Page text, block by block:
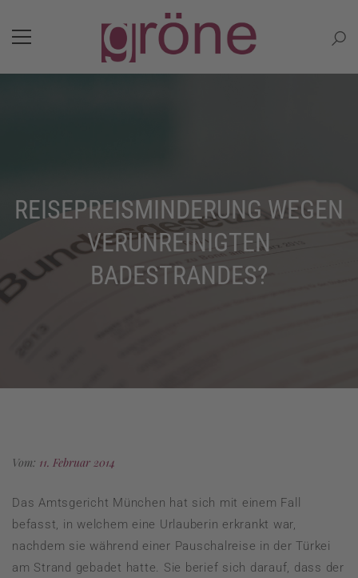
REISEPREISMINDERUNG WEGEN
VERUNREINIGTEN
BADESTRANDES?
Vom: 11. Februar 2014
Das Amtsgericht München hat sich mit einem Fall
befasst, in welchem eine Urlauberin erkrankt war,
nachdem sie während einer Pauschalreise in der Türkei
am Strand gebadet hatte. Sie berief sich darauf, dass der